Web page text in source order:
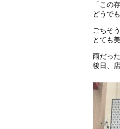
「この
どうで
ごちそ
とても
雨だっ
後日、